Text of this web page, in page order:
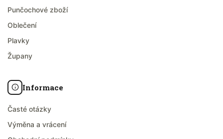
Punčochové zboží
Oblečení
Plavky
Župany
Informace
Časté otázky
Výměna a vrácení